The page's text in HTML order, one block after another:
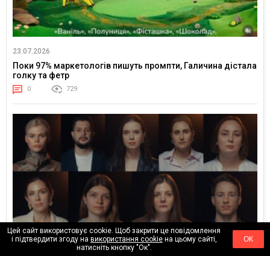
23.07.2026
Поки 97% маркетологів пишуть промпти, Галичина дістала
голку та фетр
0 729
Цей сайт використовує cookie. Щоб закрити це повідомлення
і підтвердити згоду на використання cookieна цьому сайті,
натисніть кнопку "Ок".
ОК